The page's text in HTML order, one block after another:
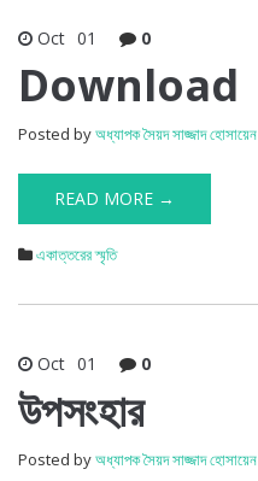
Oct 01 0
Download
Posted byঅধ্যাপক সৈয়দ সাজ্জাদ হোসায়েন
READ MORE →
একাত্তরের স্মৃতি
Oct 01 0
উপসংহার
Posted byঅধ্যাপক সৈয়দ সাজ্জাদ হোসায়েন